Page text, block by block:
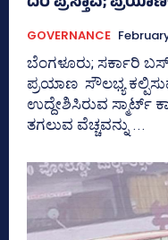
GOVERNANCE
ಬೆಂಗಳೂರು; ಸರ್ಕಾರಿ
ಪ್ರಯಾಣ ಸೌಲಭ್ಯ
ಉದ್ದೇಶಿಸಿರುವ ಸ್ಮಾರ್ಟ್
ತಗಲುವ ವೆಚ್ಚವನ್ನು ...